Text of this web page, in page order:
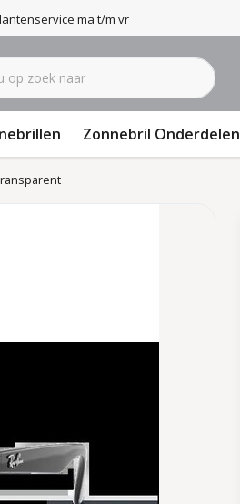
ma t/m vr 9-17u
Zonnebril Onderdelen